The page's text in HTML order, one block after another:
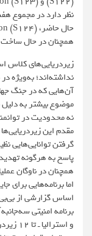
نظر دارد در مجموع
همچنان در حال
زیردریایی‌های کلاس
نداشته‌اند؛ به‌ویژه
آن‌هایی که در جنگ
موضوع بیشتر به
نه محدودیت در
مقدم این
گرفتن توانایی‌هایی
پاسخ به هرگونه تهدید
همچنان در ناوگان
اما برنامه‌هایی
اساس گزارشی از
برنامه امنیتی سه‌جانبه‌
و